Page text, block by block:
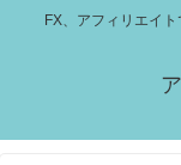
FX、アフィリエイ